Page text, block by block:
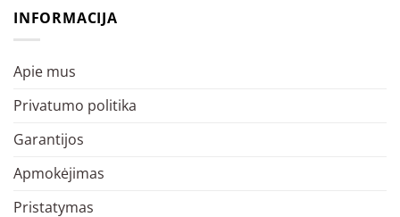
INFORMACIJA
Apie mus
Privatumo politika
Garantijos
Apmokėjimas
Pristatymas